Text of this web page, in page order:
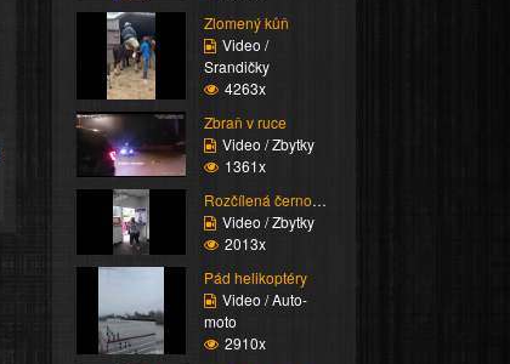
Zlomený kůň
Video /
Srandičky
4263x
Zbraň v ruce
Video / Zbytky
1361x
Rozčílená černoška
Video / Zbytky
2013x
Pád helikoptéry
Video / Auto-
moto
2910x